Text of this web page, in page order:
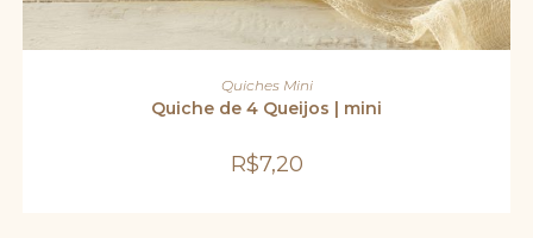
Quiches Mini
Quiche de 4 Queijos | mini
R$7,20